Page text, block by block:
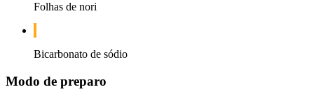
Folhas de nori
Bicarbonato de sódio
Modo de preparo